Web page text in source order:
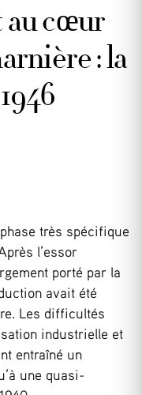
au cœur
: la
très spécifique
l’essor
porté par la
avait été
Les difficultés
industrielle et
entraîné un
une quasi-